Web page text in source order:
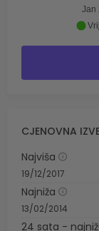
Jan
CJENOVNA
Najviša
19/12/2017
Najniža
13/02/2014
24 sata -